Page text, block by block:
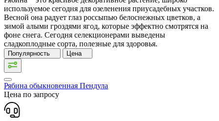
используемое сегодня для озеленения приусадебных участков.
Весной она радует глаз россыпью белоснежных цветков, а
зимой алыми гроздями ягод, которые эффектно смотрятся на
фоне снега. Сегодня селекционерами выведены
сладкоплодные сорта, полезные для здоровья.
Популярность Цена
Рябина обыкновенная Пендула
Цена по запросу